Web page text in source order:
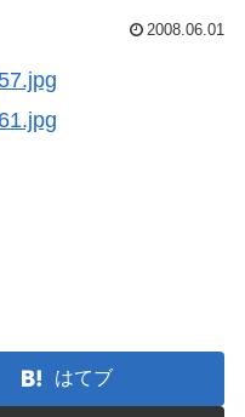
2008.06.01
はてブ